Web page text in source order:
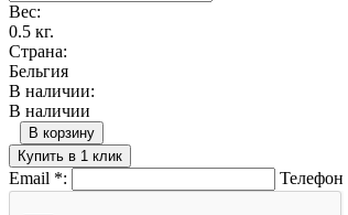
Вес:
0.5 кг.
Страна:
Бельгия
В наличии:
В наличии
В корзину
Купить в 1 клик
Email *: Телефон